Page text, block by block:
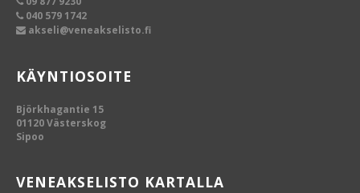
040 579 1742
akseli@veneakselisto.fi
KÄYNTIOSOITE
Björkhagantie 15
01120 Västerskog
Sipoo
VENEAKSELISTO KARTALLA